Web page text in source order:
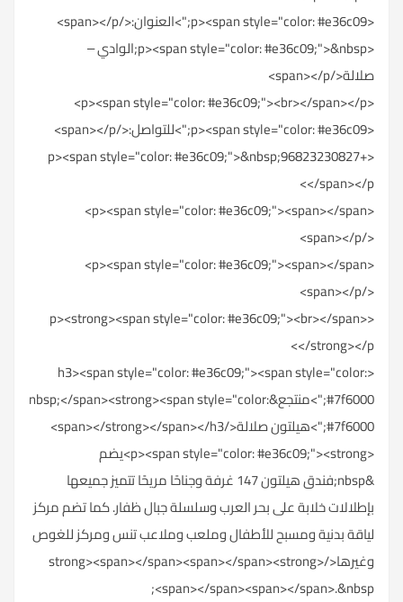
<p><span style="color: #e36c09;">العنوان:</span></p>
<p><span style="color: #e36c09;">&nbsp;الوادي –
صلالة</span></p>
<p><span style="color: #e36c09;"><br></span></p>
<p><span style="color: #e36c09;">للتواصل:</span></p>
<p><span style="color: #e36c09;">&nbsp;96823230827+
</span></p>
<p><span style="color: #e36c09;"><span></span>
</span></p>
<p><span style="color: #e36c09;"><span></span>
</span></p>
<p><strong><span style="color: #e36c09;"><br></span>
</strong></p>
<h3><span style="color: #e36c09;"><span style="color:
#7f6000;">منتجع&nbsp;</span><strong><span style="color:
#7f6000;">هيلتون صلالة</span></strong></span></h3>
<p><span style="color: #e36c09;"><strong>يضم
&nbsp;فندق هيلتون 147 غرفة وجناحًا مريحًا تتميز جميعها
بإطلالات خلابة على بحر العرب وسلسلة جبال ظفار. كما تضم مركز
لياقة بدنية ومسبح للأطفال وملعب وملاعب تنس ومركز للغوص
وغيرها</strong><span></span><span></span><strong>
<span></span><span></span>.&nbsp;